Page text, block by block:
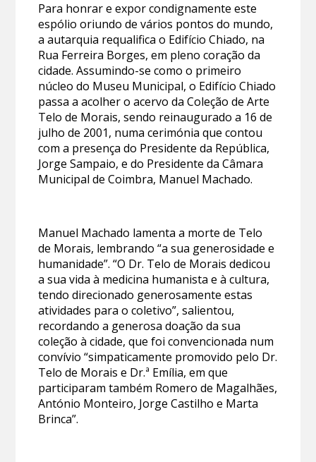
Para honrar e expor condignamente este
espólio oriundo de vários pontos do mundo,
a autarquia requalifica o Edifício Chiado, na
Rua Ferreira Borges, em pleno coração da
cidade. Assumindo-se como o primeiro
núcleo do Museu Municipal, o Edifício Chiado
passa a acolher o acervo da Coleção de Arte
Telo de Morais, sendo reinaugurado a 16 de
julho de 2001, numa cerimónia que contou
com a presença do Presidente da República,
Jorge Sampaio, e do Presidente da Câmara
Municipal de Coimbra, Manuel Machado.
Manuel Machado lamenta a morte de Telo
de Morais, lembrando “a sua generosidade e
humanidade”. “O Dr. Telo de Morais dedicou
a sua vida à medicina humanista e à cultura,
tendo direcionado generosamente estas
atividades para o coletivo”, salientou,
recordando a generosa doação da sua
coleção à cidade, que foi convencionada num
convívio “simpaticamente promovido pelo Dr.
Telo de Morais e Dr.ª Emília, em que
participaram também Romero de Magalhães,
António Monteiro, Jorge Castilho e Marta
Brinca”.